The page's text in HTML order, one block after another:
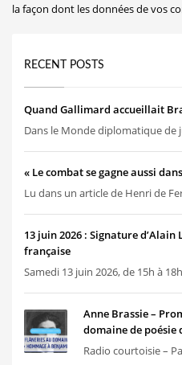
la façon dont les données de vos
RECENT POSTS
Quand Gallimard accueillait
Dans le Monde diplomatique de
« Le combat se gagne aussi
Lu dans un article de Henri de
13 juin 2026 : Signature
française
Samedi 13 juin 2026, de 15h à
Anne Brassie –
domaine de poésie
Radio courtoisie –